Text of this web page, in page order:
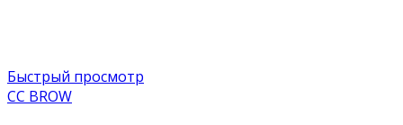
Быстрый просмотр
CC BROW